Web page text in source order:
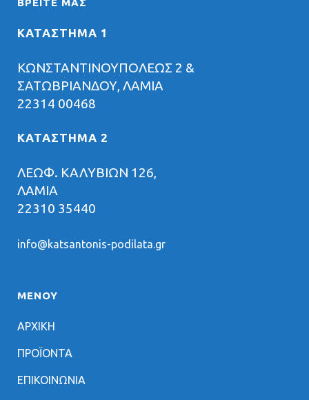
ΒΡΕΊΤΕ ΜΑΣ
ΚΑΤΑΣΤΗΜΑ 1
ΚΩΝΣΤΑΝΤΙΝΟΥΠΟΛΕΩΣ 2 &
ΣΑΤΩΒΡΙΑΝΔΟΥ, ΛΑΜΙΑ
22314 00468
ΚΑΤΑΣΤΗΜΑ 2
ΛΕΩΦ. ΚΑΛΥΒΙΩΝ 126,
ΛΑΜΙΑ
22310 35440
info@katsantonis-podilata.gr
ΜΕΝΟΥ
ΑΡΧΙΚΗ
ΠΡΟΪΟΝΤΑ
ΕΠΙΚΟΙΝΩΝΙΑ